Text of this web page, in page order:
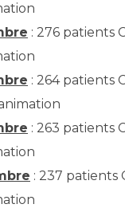
: 276 patients
: 264 patients
: 263 patients
: 237 patients